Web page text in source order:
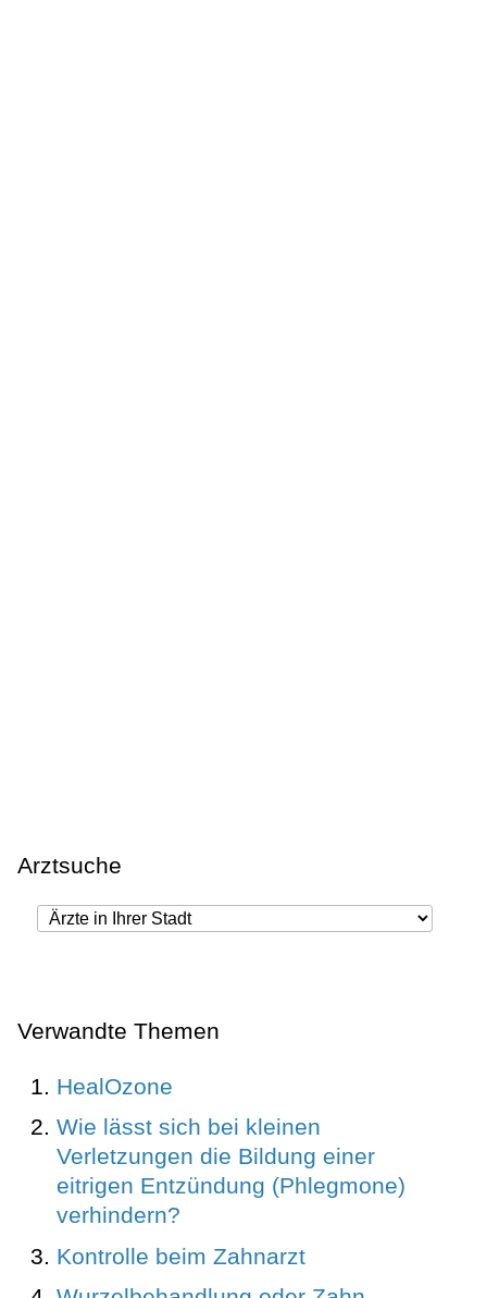
Arztsuche
Verwandte Themen
HealOzone
Wie lässt sich bei kleinen
Verletzungen die Bildung einer
eitrigen Entzündung (Phlegmone)
verhindern?
Kontrolle beim Zahnarzt